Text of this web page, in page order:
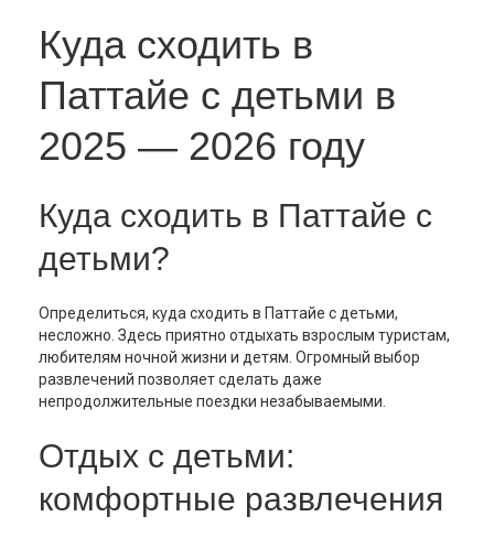
Куда сходить в
Паттайе с детьми в
2025 — 2026 году
Куда сходить в Паттайе с
детьми?
Определиться, куда сходить в Паттайе с детьми,
несложно. Здесь приятно отдыхать взрослым туристам,
любителям ночной жизни и детям. Огромный выбор
развлечений позволяет сделать даже
непродолжительные поездки незабываемыми.
Отдых с детьми:
комфортные развлечения